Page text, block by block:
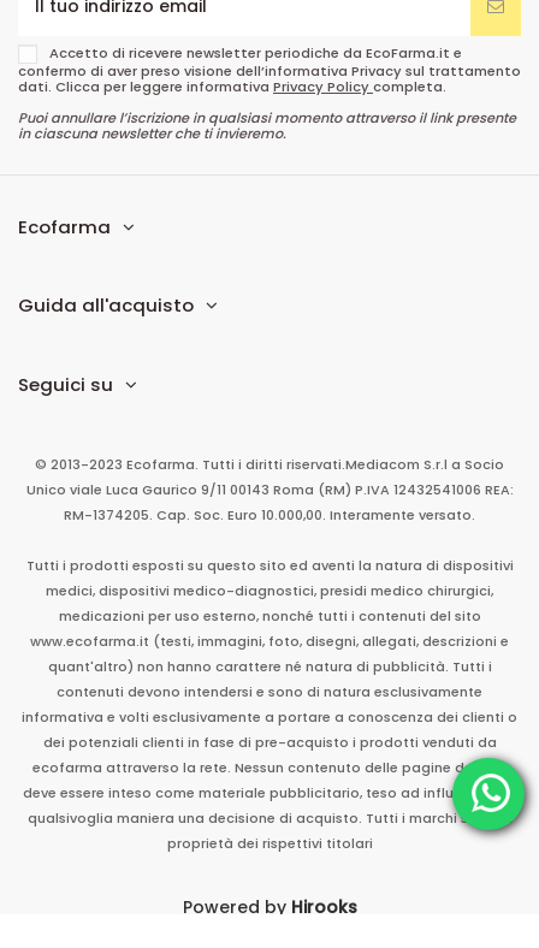
Accetto di ricevere newsletter periodiche da EcoFarma.it e
confermo di aver preso visione dell’informativa Privacy sul trattamento
dati. Clicca per leggere informativa Privacy Policycompleta.
Puoi annullare l’iscrizione in qualsiasi momento attraverso il link presente
in ciascuna newsletter che ti invieremo.
Ecofarma
Guida all'acquisto
Seguici su
© 2013-2023 Ecofarma. Tutti i diritti riservati.Mediacom S.r.l a Socio
Unico viale Luca Gaurico 9/11 00143 Roma (RM) P.IVA 12432541006 REA:
RM-1374205. Cap. Soc. Euro 10.000,00. Interamente versato.
Tutti i prodotti esposti su questo sito ed aventi la natura di dispositivi
medici, dispositivi medico-diagnostici, presidi medico chirurgici,
medicazioni per uso esterno, nonché tutti i contenuti del sito
www.ecofarma.it (testi, immagini, foto, disegni, allegati, descrizioni e
quant'altro) non hanno carattere né natura di pubblicità. Tutti i
contenuti devono intendersi e sono di natura esclusivamente
informativa e volti esclusivamente a portare a conoscenza dei clienti o
dei potenziali clienti in fase di pre-acquisto i prodotti venduti da
ecofarma attraverso la rete. Nessun contenuto delle pagine del sito
deve essere inteso come materiale pubblicitario, teso ad influenzare in
qualsivoglia maniera una decisione di acquisto. Tutti i marchi sono di
proprietà dei rispettivi titolari
Powered by Hirooks